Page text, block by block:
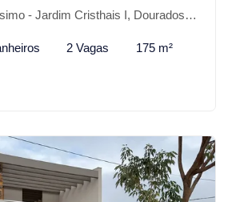
- Jardim Cristhais I, Dourados-MS
2 Vagas 175 m²